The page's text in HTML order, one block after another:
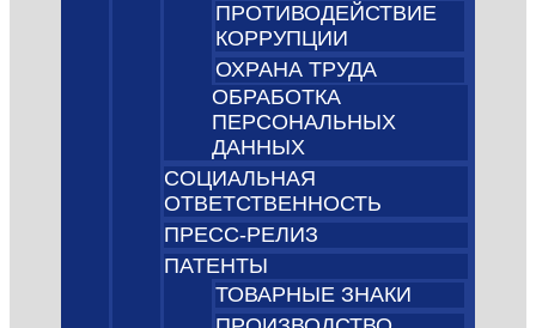
ПРОТИВОДЕЙСТВИЕ
КОРРУПЦИИ
ОХРАНА ТРУДА
ОБРАБОТКА
ПЕРСОНАЛЬНЫХ
ДАННЫХ
СОЦИАЛЬНАЯ
ОТВЕТСТВЕННОСТЬ
ПРЕСС-РЕЛИЗ
ПАТЕНТЫ
ТОВАРНЫЕ ЗНАКИ